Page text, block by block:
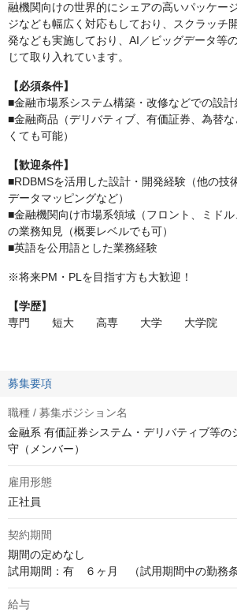
融機関向けの世界的にシェアの高いパッケー
ジなども幅広く対応もしており、スクラッチ
発なども実施しており、AI／ビッグデータ等
じて取り入れています。
【必須条件】
■金融市場系システム構築・改修などでの設計
■金融商品（デリバティブ、有価証券、為替
くても可能）
【歓迎条件】
■RDBMSを活用した設計・開発経験（他の技
データマッピングなど）
■金融機関向け市場系領域（フロント、ミドル
の業務知見（概要レベルでも可）
■英語を公用語とした業務経験
※将来PM・PLを目指す方も大歓迎！
【学歴】
専門 短大 高専 大学 大学院
募集要項
職種 / 募集ポジション名
金融系 有価証券システム・デリバティブ等の
守（メンバー）
雇用形態
正社員
契約期間
期間の定めなし
試用期間：有　６ヶ月　（試用期間中の勤務
給与